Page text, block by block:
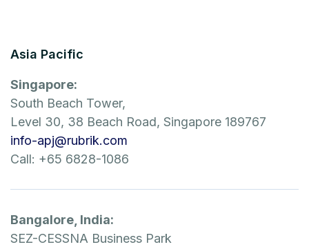
Asia Pacific
Singapore:
South Beach Tower,
Level 30, 38 Beach Road, Singapore 189767
info-apj@rubrik.com
Call: +65 6828-1086
Bangalore, India:
SEZ-CESSNA Business Park